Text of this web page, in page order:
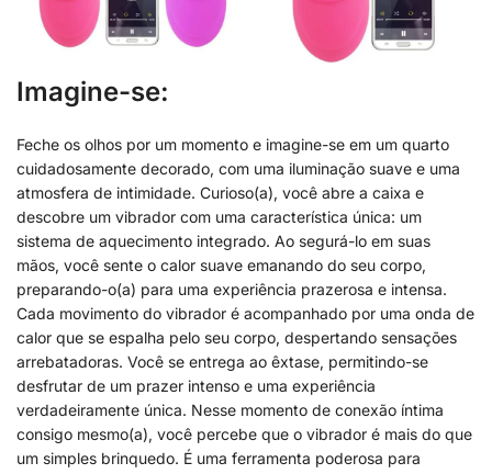
Imagine-se:
Feche os olhos por um momento e imagine-se em um quarto
cuidadosamente decorado, com uma iluminação suave e uma
atmosfera de intimidade. Curioso(a), você abre a caixa e
descobre um vibrador com uma característica única: um
sistema de aquecimento integrado. Ao segurá-lo em suas
mãos, você sente o calor suave emanando do seu corpo,
preparando-o(a) para uma experiência prazerosa e intensa.
Cada movimento do vibrador é acompanhado por uma onda de
calor que se espalha pelo seu corpo, despertando sensações
arrebatadoras. Você se entrega ao êxtase, permitindo-se
desfrutar de um prazer intenso e uma experiência
verdadeiramente única. Nesse momento de conexão íntima
consigo mesmo(a), você percebe que o vibrador é mais do que
um simples brinquedo. É uma ferramenta poderosa para